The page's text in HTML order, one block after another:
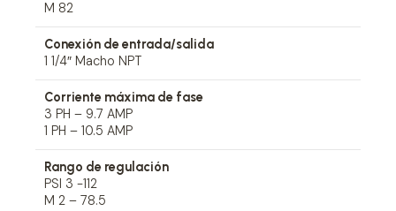
M 82
Conexión de entrada/salida
1 1/4″ Macho NPT
Corriente máxima de fase
3 PH – 9.7 AMP
1 PH – 10.5 AMP
Rango de regulación
PSI 3 -112
M 2 – 78.5